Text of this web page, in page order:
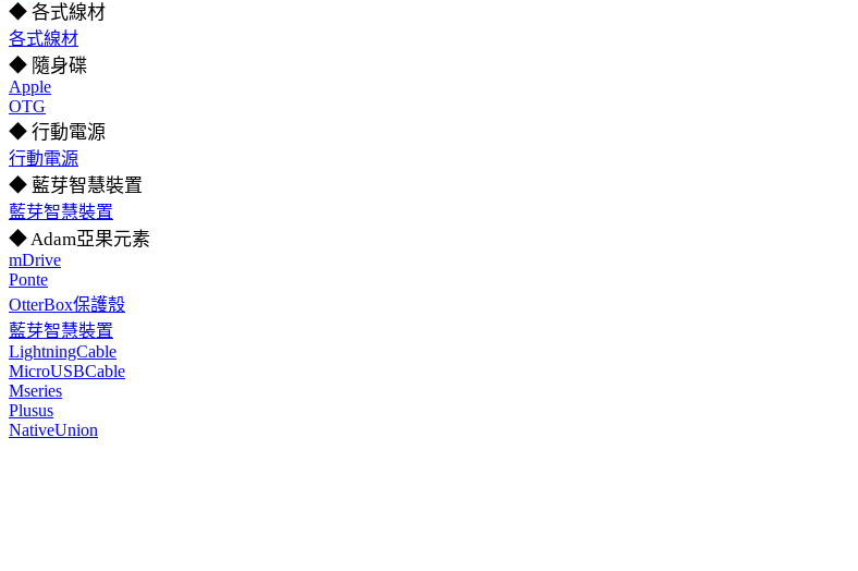
◆ 各式線材
各式線材
◆ 隨身碟
Apple
OTG
◆ 行動電源
行動電源
◆ 藍芽智慧裝置
藍芽智慧裝置
◆ Adam亞果元素
mDrive
Ponte
OtterBox保護殼
藍芽智慧裝置
LightningCable
MicroUSBCable
Mseries
Plusus
NativeUnion